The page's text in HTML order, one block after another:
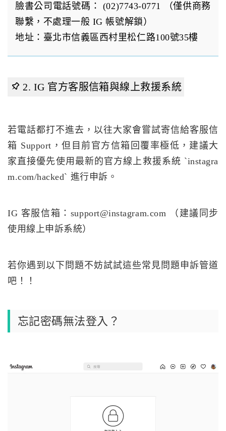
臉書公司電話號碼： (02)7743-0771 （僅供商務
聯繫，不處理一般 IG 帳號解鎖）
地址：臺北市信義區西村里松仁路100號35樓
2. IG 官方客服信箱與線上救援系統
若電話都打不進去，以往大家會嘗試寄信給客服信
箱 Support，但目前官方信箱回覆率極低，建議大
家直接優先使用最新的官方線上救援系統 `instagra
m.com/hacked` 進行申訴。
IG 客服信箱： support@instagram.com （建議同步
使用線上申訴系統）
若你遇到以下問題不妨試試這些常見問題申訴管道
吧！！
忘記密碼無法登入？